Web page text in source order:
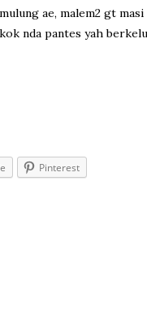
ae, malem2 gt
nda pantes yah
Pinterest